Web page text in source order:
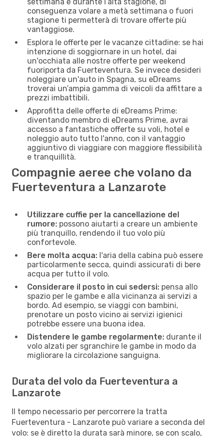
conseguenza volare a metà settimana o fuori
stagione ti permetterà di trovare offerte più
vantaggiose.
Esplora le offerte per le vacanze cittadine: se hai
intenzione di soggiornare in un hotel, dai
un'occhiata alle nostre offerte per weekend
fuoriporta da Fuerteventura. Se invece desideri
noleggiare un'auto in Spagna, su eDreams
troverai un’ampia gamma di veicoli da affittare a
prezzi imbattibili.
Approfitta delle offerte di eDreams Prime:
diventando membro di eDreams Prime, avrai
accesso a fantastiche offerte su voli, hotel e
noleggio auto tutto l'anno, con il vantaggio
aggiuntivo di viaggiare con maggiore flessibilità
e tranquillità.
Compagnie aeree che volano da
Fuerteventura a Lanzarote
Utilizzare cuffie per la cancellazione del
rumore: possono aiutarti a creare un ambiente
più tranquillo, rendendo il tuo volo più
confortevole.
Bere molta acqua: l'aria della cabina può essere
particolarmente secca, quindi assicurati di bere
acqua per tutto il volo.
Considerare il posto in cui sedersi: pensa allo
spazio per le gambe e alla vicinanza ai servizi a
bordo. Ad esempio, se viaggi con bambini,
prenotare un posto vicino ai servizi igienici
potrebbe essere una buona idea.
Distendere le gambe regolarmente: durante il
volo alzati per sgranchire le gambe in modo da
migliorare la circolazione sanguigna.
Durata del volo da Fuerteventura a
Lanzarote
Il tempo necessario per percorrere la tratta
Fuerteventura - Lanzarote può variare a seconda del
volo: se è diretto la durata sarà minore, se con scalo,